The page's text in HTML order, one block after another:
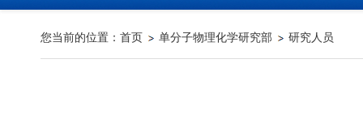
您当前的位置： 首页 单分子物理化学研究部 研究人员